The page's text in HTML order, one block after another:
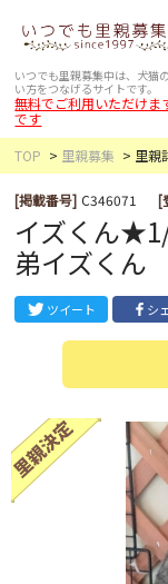
いつでも里親募集中は、犬猫
い方をつなげるサイトです。
無料でご利用いただけま
です
TOP
里親募集 里親
[掲載番号] C346071 [
イズくん
弟イズくん
ツイート シ